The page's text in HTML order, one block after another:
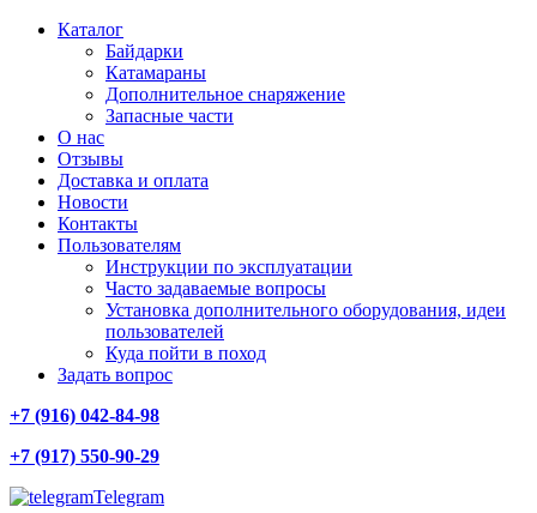
Каталог
Байдарки
Катамараны
Дополнительное снаряжение
Запасные части
О нас
Отзывы
Доставка и оплата
Новости
Контакты
Пользователям
Инструкции по эксплуатации
Часто задаваемые вопросы
Установка дополнительного оборудования, идеи
пользователей
Куда пойти в поход
Задать вопрос
+7 (916) 042-84-98
+7 (917) 550-90-29
Telegram